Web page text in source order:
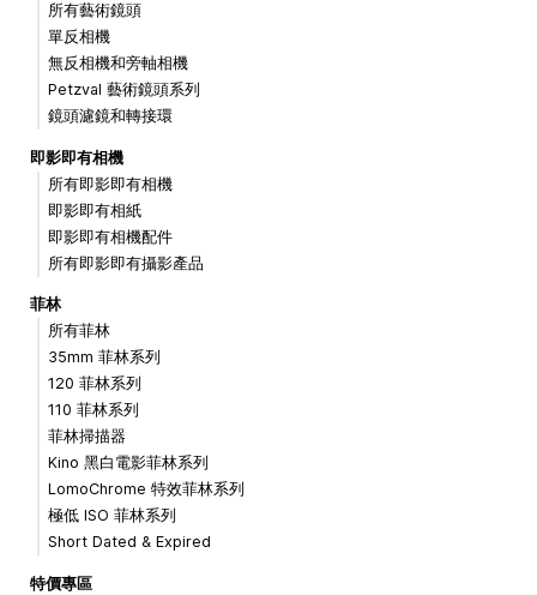
所有藝術鏡頭
單反相機
無反相機和旁軸相機
Petzval 藝術鏡頭系列
鏡頭濾鏡和轉接環
即影即有相機
所有即影即有相機
即影即有相紙
即影即有相機配件
所有即影即有攝影產品
菲林
所有菲林
35mm 菲林系列
120 菲林系列
110 菲林系列
菲林掃描器
Kino 黑白電影菲林系列
LomoChrome 特效菲林系列
極低 ISO 菲林系列
Short Dated & Expired
特價專區